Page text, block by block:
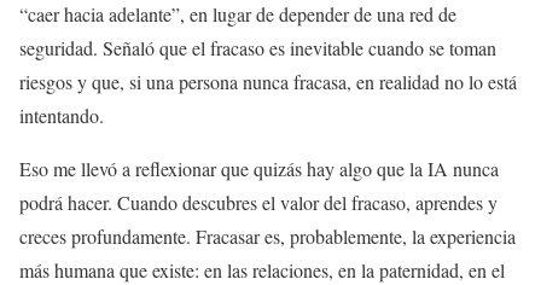
“caer hacia adelante”, en lugar de depender de una red de
seguridad. Señaló que el fracaso es inevitable cuando se toman
riesgos y que, si una persona nunca fracasa, en realidad no lo está
intentando.
Eso me llevó a reflexionar que quizás hay algo que la IA nunca
podrá hacer. Cuando descubres el valor del fracaso, aprendes y
creces profundamente. Fracasar es, probablemente, la experiencia
más humana que existe: en las relaciones, en la paternidad, en el